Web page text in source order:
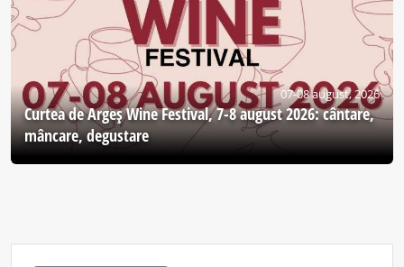
07-08 august, 2026
Curtea de Argeş Wine Festival, 7-8 august 2026: cântare,
mâncare, degustare